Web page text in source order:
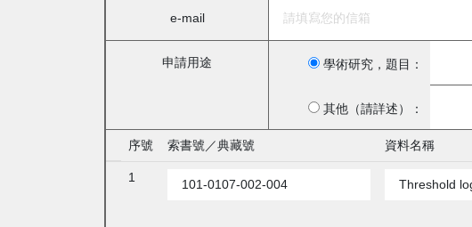
e-mail
申請用途 學術研究，題目：
其他（請詳述）：
序號 索書號／典藏號 資料名稱
1